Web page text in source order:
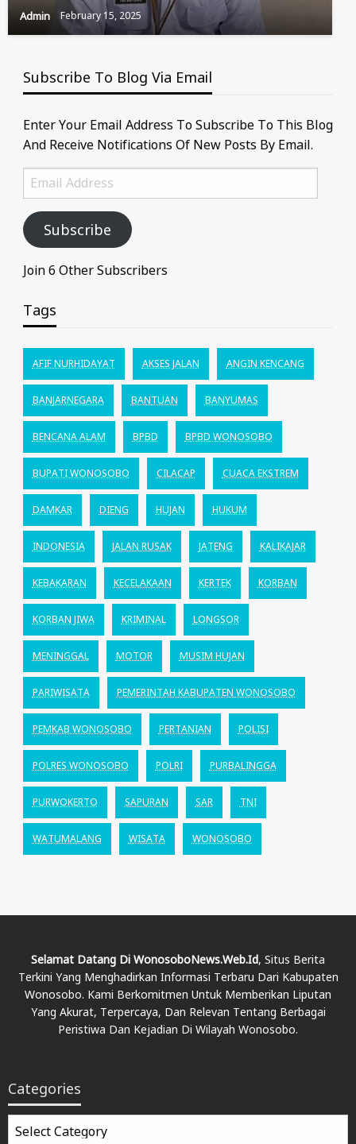
Admin February 15, 2025
Subscribe To Blog Via Email
Enter Your Email Address To Subscribe To This Blog
And Receive Notifications Of New Posts By Email.
Email
Address
Subscribe
Join 6 Other Subscribers
Tags
AFIF NURHIDAYAT AKSES JALAN ANGIN KENCANG
BANJARNEGARA BANTUAN BANYUMAS
BENCANA ALAM BPBD BPBD WONOSOBO
BUPATI WONOSOBO CILACAP CUACA EKSTREM
DAMKAR DIENG HUJAN HUKUM
INDONESIA JALAN RUSAK JATENG KALIKAJAR
KEBAKARAN KECELAKAAN KERTEK KORBAN
KORBAN JIWA KRIMINAL LONGSOR
MENINGGAL MOTOR MUSIM HUJAN
PARIWISATA PEMERINTAH KABUPATEN WONOSOBO
PEMKAB WONOSOBO PERTANIAN POLISI
POLRES WONOSOBO POLRI PURBALINGGA
PURWOKERTO SAPURAN SAR TNI
WATUMALANG WISATA WONOSOBO
Selamat Datang Di WonosoboNews.web.id, Situs Berita
Terkini Yang Menghadirkan Informasi Terbaru Dari Kabupaten
Wonosobo. Kami Berkomitmen Untuk Memberikan Liputan
Yang Akurat, Terpercaya, Dan Relevan Tentang Berbagai
Peristiwa Dan Kejadian Di Wilayah Wonosobo.
Categories
Categories